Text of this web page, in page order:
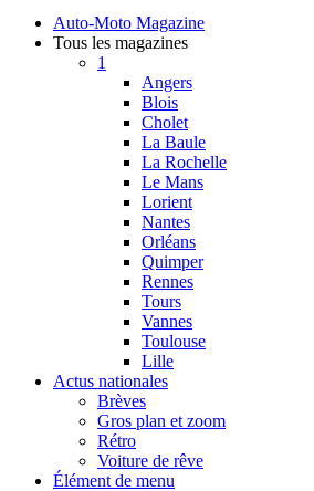
Auto-Moto Magazine
Tous les magazines
1
Angers
Blois
Cholet
La Baule
La Rochelle
Le Mans
Lorient
Nantes
Orléans
Quimper
Rennes
Tours
Vannes
Toulouse
Lille
Actus nationales
Brèves
Gros plan et zoom
Rétro
Voiture de rêve
Élément de menu